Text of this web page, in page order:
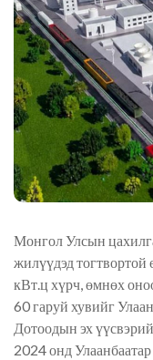
Монгол Улсын
жилүүдэд
кВт.ц хүрч, өмнөх
60 гаруй хувийг
Дотоодын эх
2024 онд